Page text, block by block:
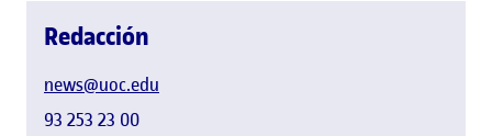
Redacción
news@uoc.edu
93 253 23 00